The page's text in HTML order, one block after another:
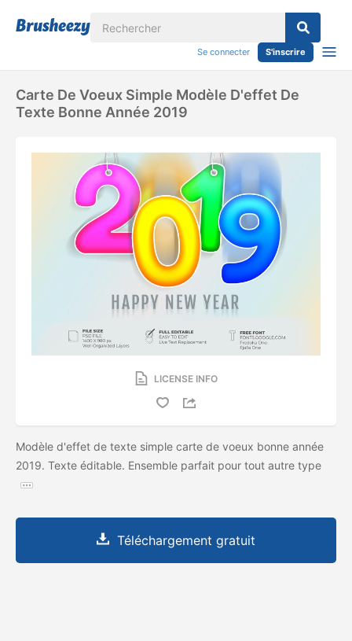
Se connecter S'inscrire
Carte De Voeux Simple Modèle D'effet De
Texte Bonne Année 2019
LICENSE INFO
Modèle d'effet de texte simple carte de voeux bonne année
2019. Texte éditable. Ensemble parfait pour tout autre type
Téléchargement gratuit